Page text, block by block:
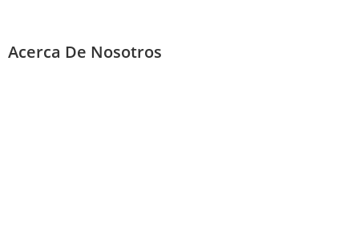
Acerca De Nosotros